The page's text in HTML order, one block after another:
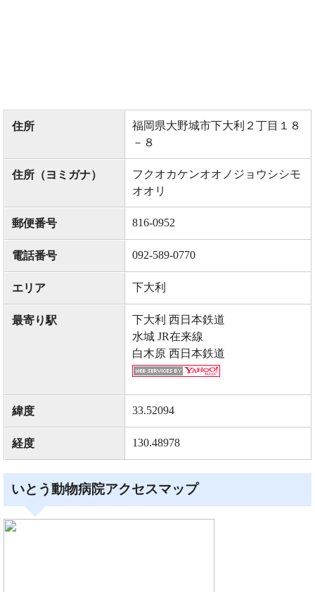
住所
福岡県大野城市下大利２丁目１８
－８
住所（ヨミガナ）
フクオカケンオオノジョウシシモ
オオリ
郵便番号 816-0952
電話番号 092-589-0770
エリア 下大利
最寄り駅
下大利 西日本鉄道
水城 JR在来線
白木原 西日本鉄道
緯度 33.52094
経度 130.48978
いとう動物病院アクセスマップ